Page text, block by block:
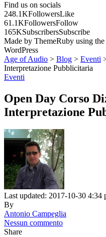
Find us on socials
248.1KFollowersLike
61.1KFollowersFollow
165KSubscribersSubscribe
Made by ThemeRuby using
WordPress
Age of Audio > Blog > Eventi
Interpretazione Pubblicitaria
Eventi
Open Day Corso
Interpretazione
Last updated: 2017-10-30 4:34
By
Antonio Campeglia
Nessun commento
Share